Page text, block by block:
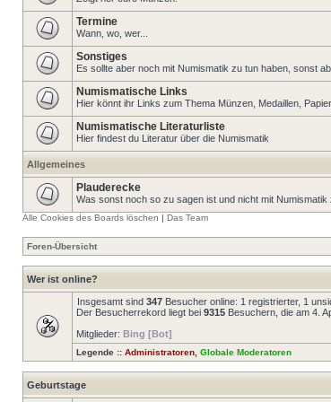
Termine
Wann, wo, wer...
Sonstiges
Es sollte aber noch mit Numismatik zu tun haben, sonst
Numismatische Links
Hier könnt ihr Links zum Thema Münzen, Medaillen,
Numismatische Literaturliste
Hier findest du Literatur über die Numismatik
Allgemeines
Plauderecke
Was sonst noch so zu sagen ist und nicht mit Numismatik
Alle Cookies des Boards löschen | Das Team
Foren-Übersicht
Wer ist online?
Insgesamt sind 347 Besucher online: 1 registrierter, 1
Der Besucherrekord liegt bei 9315 Besuchern, die am 4.
Mitglieder: Bing [Bot]
Legende :: Administratoren Globale Moderatoren
Geburtstage